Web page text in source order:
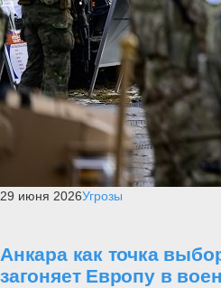
29 июня 2026Угрозы
Анкара как точка
загоняет Европу в